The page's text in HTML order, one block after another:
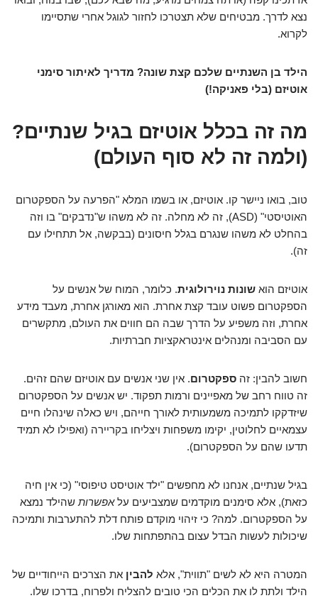
נצא לדרך. מבטיחים שלא תצטרכו לחזור לגוגל אחרי שתסיימו
לקרוא.
הילד בן השנתיים שלכם קצת שונה? מדריך לאיתור סימני
אוטיזם (בלי פאניקה!)
מה זה בכלל אוטיזם בגיל שנתיים?
(ולמה זה לא סוף העולם)
טוב, בואו ניישר קו. אוטיזם, או בשמו המלא "הפרעה על הספקטרום
האוטיסטי" (ASD), זה לא מחלה. זה לא משהו ש"נדבקים" בו וזה
בהחלט לא משהו שנגרם בגלל חיסונים (בבקשה, אל תתחילו עם
זה).
אוטיזם הוא שונות נוירולוגית. כלומר, המוח של אנשים על
הספקטרום פשוט עובד קצת אחרת. הוא מאורגן אחרת, מעבד מידע
אחרת, וזה משפיע על הדרך שבה הם חווים את העולם, מתקשרים
עם הסביבה ומנהלים אינטראקציות חברתיות.
חשוב להבין: זה ספקטרום. אין שני אנשים עם אוטיזם שהם זהים.
זה טווח רחב של מאפיינים ורמות תפקוד. יש אנשים על הספקטרום
שיזדקקו לתמיכה משמעותית לאורך חייהם, ויש כאלה שינהלו חיים
עצמאיים לחלוטין, יקימו משפחות ויצליחו בקריירה (ואפילו לא תמיד
תדעו שהם על הספקטרום).
בגיל שנתיים, אנחנו לא מחפשים "ילד אוטיסט טיפוסי" (כי אין חיה
כזאת), אלא סימנים מוקדמים שמצביעים עלאפשרות שהילד נמצא
על הספקטרום. למה? כי זיהוי מוקדם פותח דלת להתערבות ותמיכה
שיכולות לעשות הבדל עצום בהתפתחות שלו.
המטרה היא לא לשים "תווית", אלא להבין את הצרכים הייחודיים של
הילד ולתת לו את הכלים הכי טובים להצליח ולפרוח, בדרכו שלו.